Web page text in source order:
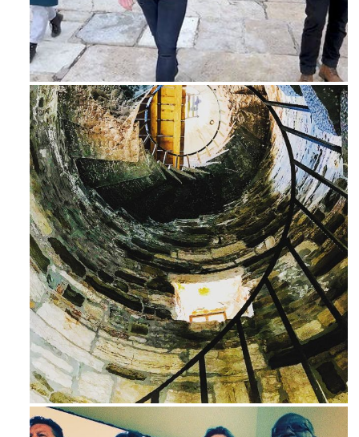
Feb 16
Ago 3